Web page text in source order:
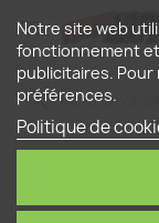

search
stylo à bille à
Notre site web
fonctionnement
publicitaires.
préférences.
Politique de